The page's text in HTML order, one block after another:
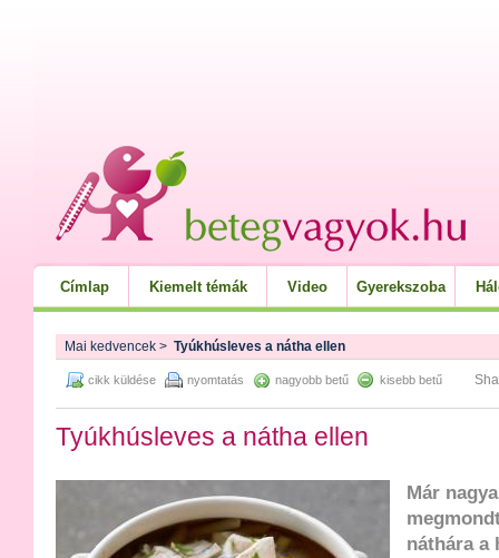
Címlap Kiemelt témák Video Gyerekszoba
Mai kedvencek > Tyúkhúsleves a nátha ellen
cikk küldése nyomtatás nagyobb betű kisebb betű
Tyúkhúsleves a nátha ellen
Már
náthára a